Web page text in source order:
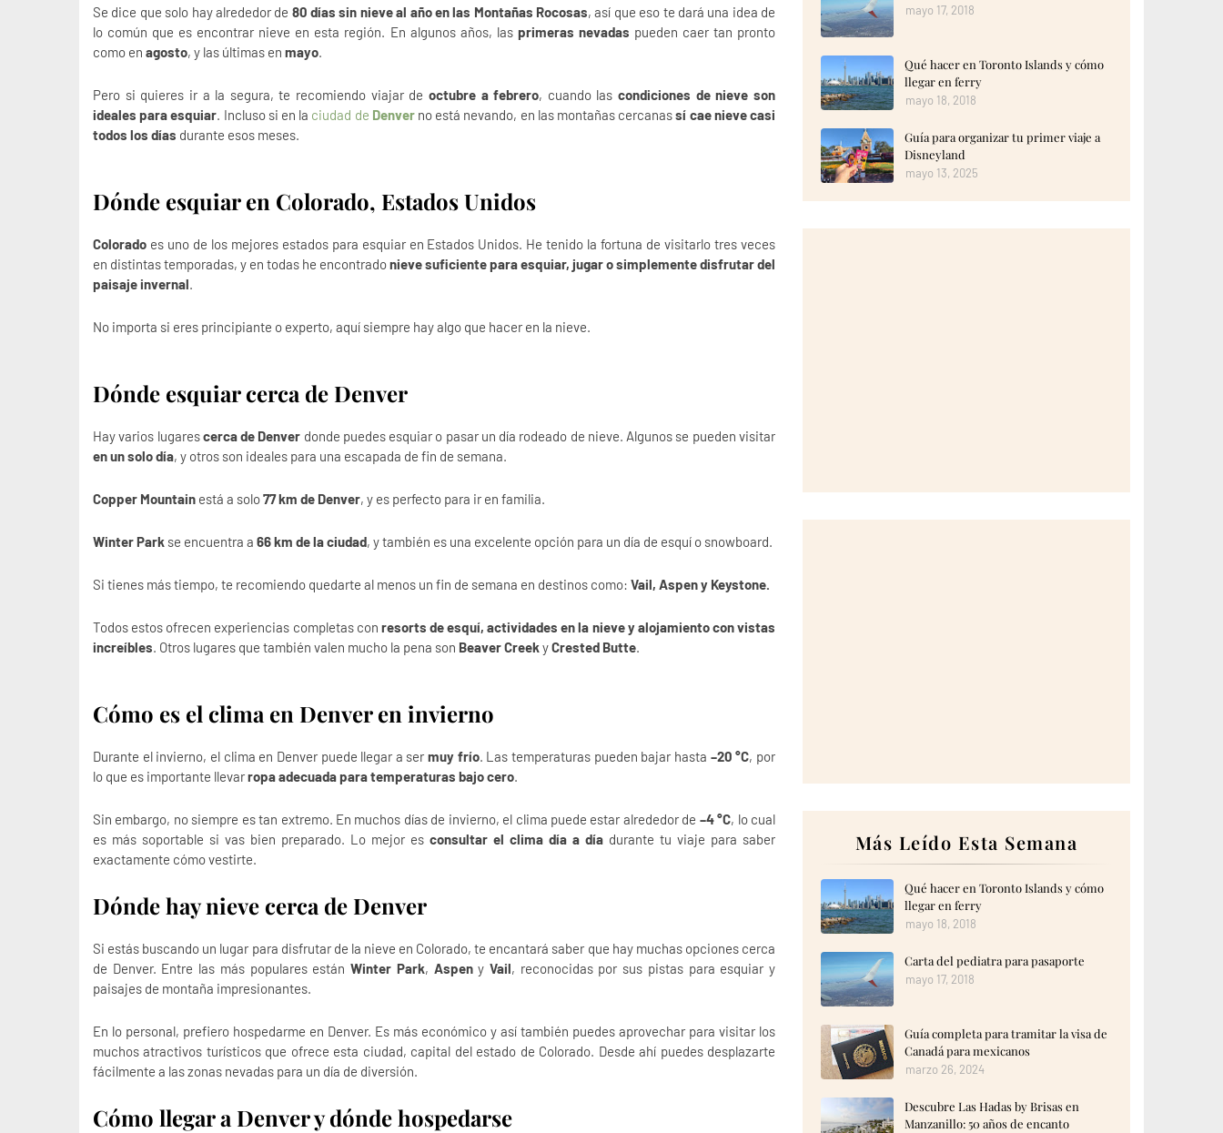
Se dice que solo hay alrededor de 80 días sin nieve al año en las Montañas Rocosas, así que eso te dará una idea de
lo común que es encontrar nieve en esta región. En algunos años, las primeras nevadas pueden caer tan pronto
como en agosto, y las últimas en mayo.
Pero si quieres ir a la segura, te recomiendo viajar de octubre a febrero, cuando lascondiciones de nieve son
ideales para esquiar. Incluso si en la ciudad de Denverno está nevando, en las montañas cercanassí cae nieve casi
todos los días durante esos meses.
Dónde esquiar en Colorado, Estados Unidos
Colorado es uno de los mejores estados para esquiar en Estados Unidos. He tenido la fortuna de visitarlo tres veces
en distintas temporadas, y en todas he encontradonieve suficiente para esquiar, jugar o simplemente disfrutar del
paisaje invernal.
No importa si eres principiante o experto, aquí siempre hay algo que hacer en la nieve.
Dónde esquiar cerca de Denver
Hay varios lugarescerca de Denver donde puedes esquiar o pasar un día rodeado de nieve. Algunos se pueden visitar
en un solo día, y otros son ideales para una escapada de fin de semana.
Copper Mountain está a solo77 km de Denver, y es perfecto para ir en familia.
Winter Park se encuentra a 66 km de la ciudad, y también es una excelente opción para un día de esquí o snowboard.
Si tienes más tiempo, te recomiendo quedarte al menos un fin de semana en destinos como: Vail, Aspen y Keystone.
Todos estos ofrecen experiencias completas con resorts de esquí, actividades en la nieve y alojamiento con vistas
increíbles. Otros lugares que también valen mucho la pena son Beaver CreekyCrested Butte.
Cómo es el clima en Denver en invierno
Durante el invierno, el clima en Denver puede llegar a sermuy frío. Las temperaturas pueden bajar hasta –20 °C, por
lo que es importante llevarropa adecuada para temperaturas bajo cero.
Sin embargo, no siempre es tan extremo. En muchos días de invierno, el clima puede estar alrededor de –4 °C, lo cual
es más soportable si vas bien preparado. Lo mejor es consultar el clima día a día durante tu viaje para saber
exactamente cómo vestirte.
Dónde hay nieve cerca de Denver
Si estás buscando un lugar para disfrutar de la nieve en Colorado, te encantará saber que hay muchas opciones cerca
de Denver. Entre las más populares estánWinter Park, Aspeny Vail, reconocidas por sus pistas para esquiar y
paisajes de montaña impresionantes.
En lo personal, prefiero hospedarme en Denver. Es más económico y así también puedes aprovechar para visitar los
muchos atractivos turísticos que ofrece esta ciudad, capital del estado de Colorado. Desde ahí puedes desplazarte
fácilmente a las zonas nevadas para un día de diversión.
Cómo llegar a Denver y dónde hospedarse
mayo 17, 2018
Qué hacer en Toronto Islands y cómo
llegar en ferry
mayo 18, 2018
Guía para organizar tu primer viaje a
Disneyland
mayo 13, 2025
Más Leído Esta Semana
Qué hacer en Toronto Islands y cómo
llegar en ferry
mayo 18, 2018
Carta del pediatra para pasaporte
mayo 17, 2018
Guía completa para tramitar la visa de
Canadá para mexicanos
marzo 26, 2024
Descubre Las Hadas by Brisas en
Manzanillo: 50 años de encanto